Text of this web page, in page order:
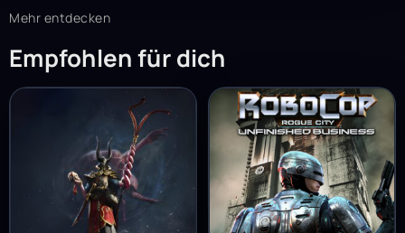
Mehr entdecken
Empfohlen für dich